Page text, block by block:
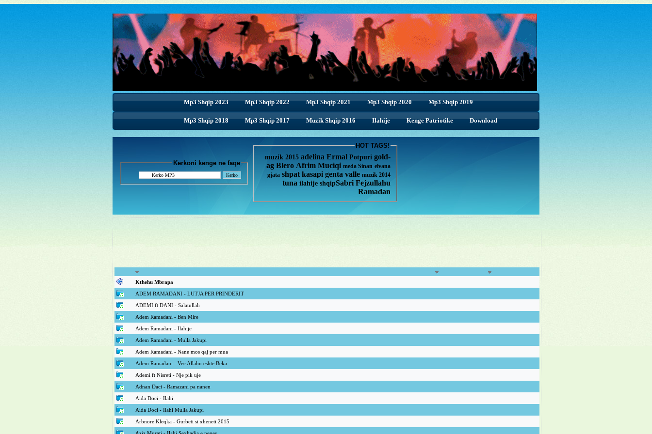
Mp3 Shqip 2023 Mp3 Shqip 2022 Mp3 Shqip 2021 Mp3 Shqip 2020 Mp3 Shqip 2019
Mp3 Shqip 2018 Mp3 Shqip 2017 Muzik Shqip 2016 Ilahije Kenge Patriotike Download
Kerkoni kenge ne faqe
HOT TAGS!
muzik 2015 adelina Ermal Potpuri gold-
ag Blero Afrim Muciqi meda Sinan elvana
gjata shpat kasapi genta valle muzik 2014
tuna ilahije shqipSabri Fejzullahu
Ramadan
Kthehu Mbrapa
ADEM RAMADANI - LUTJA PER PRINDERIT
ADEMI ft DANI - Salatullah
Adem Ramadani - Ben Mire
Adem Ramadani - Ilahije
Adem Ramadani - Mulla Jakupi
Adem Ramadani - Nane mos qaj per mua
Adem Ramadani - Vec Allahu eshte Beka
Ademi ft Nisreti - Nje pik uje
Adnan Daci - Ramazani pa nanen
Aida Doci - Ilahi
Aida Doci - Ilahi Mulla Jakupi
Arbnore Kleqka - Gurbeti si xheneti 2015